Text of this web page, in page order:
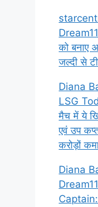
को बनाए
जल्दी से
Diana
LSG
मैच में ये
एवं उप
करोड़ों
Diana
Captain: